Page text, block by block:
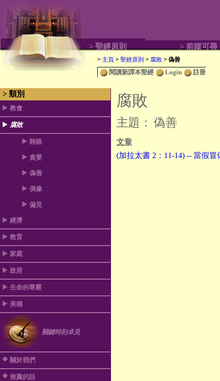
> 聖經原則 > 前蹤可尋
> 主頁 > 聖經原則 > 腐敗 > 偽善
閱讀新譯本聖經 Login 註冊
> 類別
教會
腐敗
賄賂
貪婪
偽善
偶像
偏見
經濟
教育
家庭
政府
生命的尊嚴
美德
關鍵時刻卓見
關於我們
推薦的話
腐敗
主題： 偽善
文章
(加拉太書 2：11-14) -- 當假